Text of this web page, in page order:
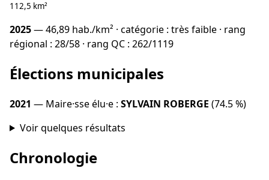
112,5 km²
2025— 46,89 hab./km² · catégorie : très faible · rang
régional : 28/58 · rang QC : 262/1119
Élections municipales
2021 — Maire·sse élu·e : SYLVAIN ROBERGE (74.5 %)
Voir quelques résultats
Chronologie